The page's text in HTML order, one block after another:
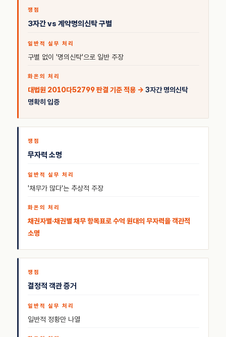
3자간 vs 계약명의신탁 구별
구별 없이 '명의신탁'으로 일반 주장
대법원 2010다52799 판결 기준 적용 → 3자간 명의신탁
명확히 입증
무자력 소명
'채무가 많다'는 추상적 주장
채권자별·채권별 채무 항목표로 수억 원대의 무자력을 객관적
소명
결정적 객관 증거
일반적 정황만 나열